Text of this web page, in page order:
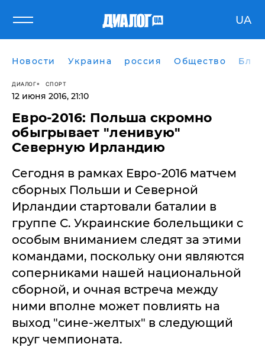
UA
Новости Украина россия Общество
ДИАЛОГ СПОРТ
12 июня 2016, 21:10
Евро-2016: Польша скромно
обыгрывает "ленивую"
Северную Ирландию
Сегодня в рамках Евро-2016 матчем
сборных Польши и Северной
Ирландии стартовали баталии в
группе С. Украинские болельщики с
особым вниманием следят за этими
командами, поскольку они являются
соперниками нашей национальной
сборной, и очная встреча между
ними вполне может повлиять на
выход "сине-желтых" в следующий
круг чемпионата.